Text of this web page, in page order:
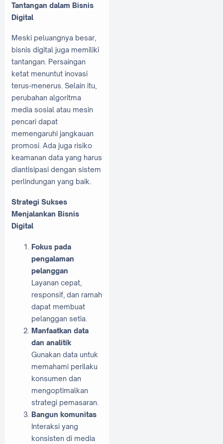
Tantangan dalam Bisnis
Digital
Meski peluangnya besar,
bisnis digital juga memiliki
tantangan. Persaingan
ketat menuntut inovasi
terus-menerus. Selain itu,
perubahan algoritma
media sosial atau mesin
pencari dapat
memengaruhi jangkauan
promosi. Ada juga risiko
keamanan data yang harus
diantisipasi dengan sistem
perlindungan yang baik.
Strategi Sukses
Menjalankan Bisnis
Digital
Fokus pada
pengalaman
pelanggan
Layanan cepat,
responsif, dan ramah
dapat membuat
pelanggan setia.
Manfaatkan data
dan analitik
Gunakan data untuk
memahami perilaku
konsumen dan
mengoptimalkan
strategi pemasaran.
Bangun komunitas
Interaksi yang
konsisten di media